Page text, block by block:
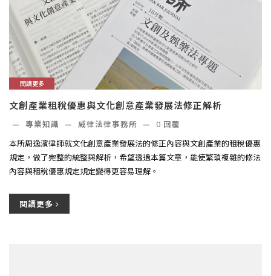
閱讀更多
文創產業租稅優惠與文化創意產業發展法修正解析
— 專業知識 — 威律法律事務所 — 0 回覆
本所周逸濱律師就文化創意產業發展法的修正內容與文創產業的租稅優惠
規定，做了完整的統整與解析，希望透過本篇文章，能使繁瑣複雜的修法
內容與租稅優惠規定規定變得更容易理解。
閱讀更多